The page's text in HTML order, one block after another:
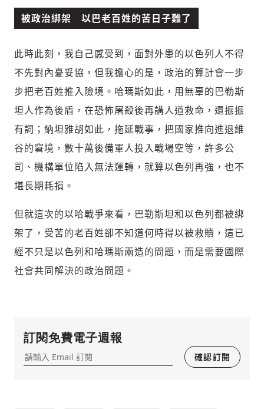
被政治綁架 以巴老百姓的苦日子難了
此時此刻，我自己感受到，面對外患的以色列人不得
不先對內憂妥協，但我擔心的是，政治的算計會一步
步把老百姓推入險境。哈瑪斯如此，用無辜的巴勒斯
坦人作為後盾，在恐怖屠殺後再講人道救命，還振振
有詞；納坦雅胡如此，拖延戰事，把國家推向進退維
谷的窘境，數十萬後備軍人投入戰場空等，許多公
司、機構單位陷入無法運轉，就算以色列再強，也不
堪長期耗損。
但就這次的以哈戰爭來看，巴勒斯坦和以色列都被綁
架了，受苦的老百姓卻不知道何時得以被救贖，這已
經不只是以色列和哈瑪斯兩造的問題，而是需要國際
社會共同解決的政治問題。
訂閱免費電子週報
確認訂閱